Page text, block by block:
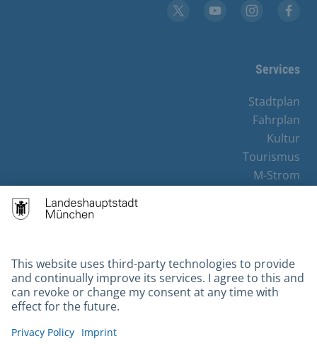
Services
Stadtplan
Fahrplan
Kultur
Tourismus
M-Strom
Contact
Barrierefreiheit